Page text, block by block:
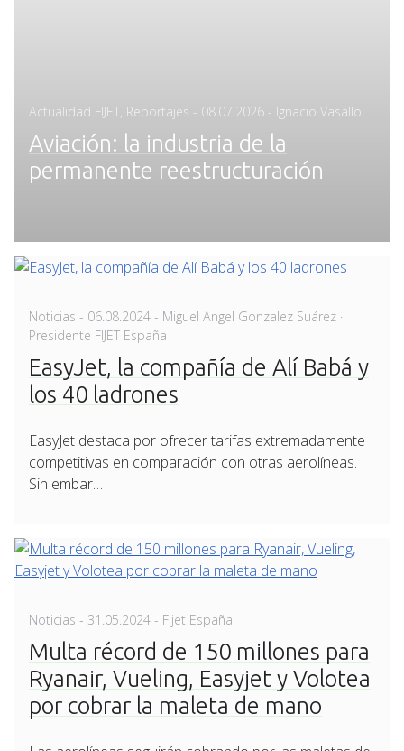
Actualidad FIJET Reportajes - Posted
08.07.2026 - Ignacio Vasallo
Aviación: la industria de la
permanente reestructuración
Noticias - Posted
on
06.08.2024 - Miguel Angel Gonzalez Suárez ·
Presidente FIJET España
EasyJet, la compañía de Alí Babá y
los 40 ladrones
EasyJet destaca por ofrecer tarifas extremadamente
competitivas en comparación con otras aerolíneas.
Sin embar…
Noticias - Posted
31.05.2024 - Fijet España
Multa récord de 150 millones para
Ryanair, Vueling, Easyjet y Volotea
por cobrar la maleta de mano